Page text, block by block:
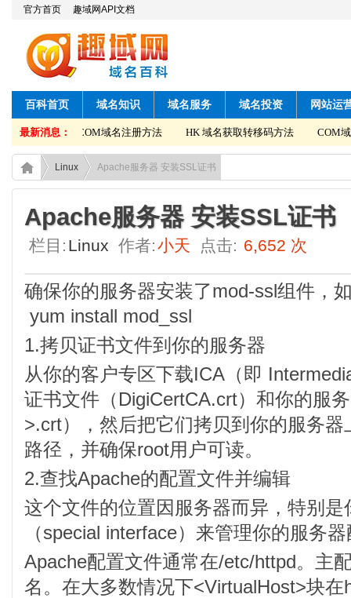
官方首页 趣域网API文档
百科首页 域名知识 域名服务 域名投资 网站运
最新消息：
码方法 COM域名注册方法 HK 域名获取转移码方法 COM域名
Linux Apache服务器 安装SSL证书
Apache服务器 安装SSL证书
栏目: Linux 作者:小天 点击: 6,652 次
确保你的服务器安装了mod-ssl组件，
yum install mod_ssl
1.拷贝证书文件到你的服务器
从你的客户专区下载ICA（即
证书文件（DigiCertCA.crt）和你的服
>.crt），然后把它们拷贝到你的服务
路径，并确保root用户可读。
2.查找Apache的配置文件并编辑
这个文件的位置因服务器而异，特别
（special interface）来管理你的服务
Apache配置文件通常在/etc/httpd。主
名。在大多数情况下<VirtualHost>块